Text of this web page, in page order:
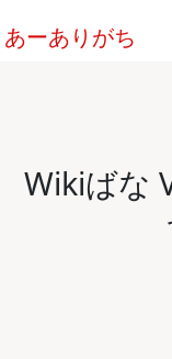
あーありがち
Wikiばな